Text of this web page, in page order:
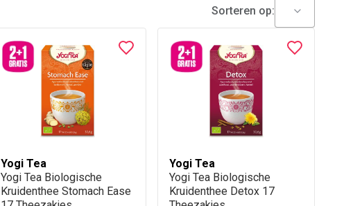
Sorteren op:
Yogi Tea
‌Yogi Tea Biologische
Kruidenthee Stomach Ease
Yogi Tea
Yogi Tea Biologische
Kruidenthee Detox 17